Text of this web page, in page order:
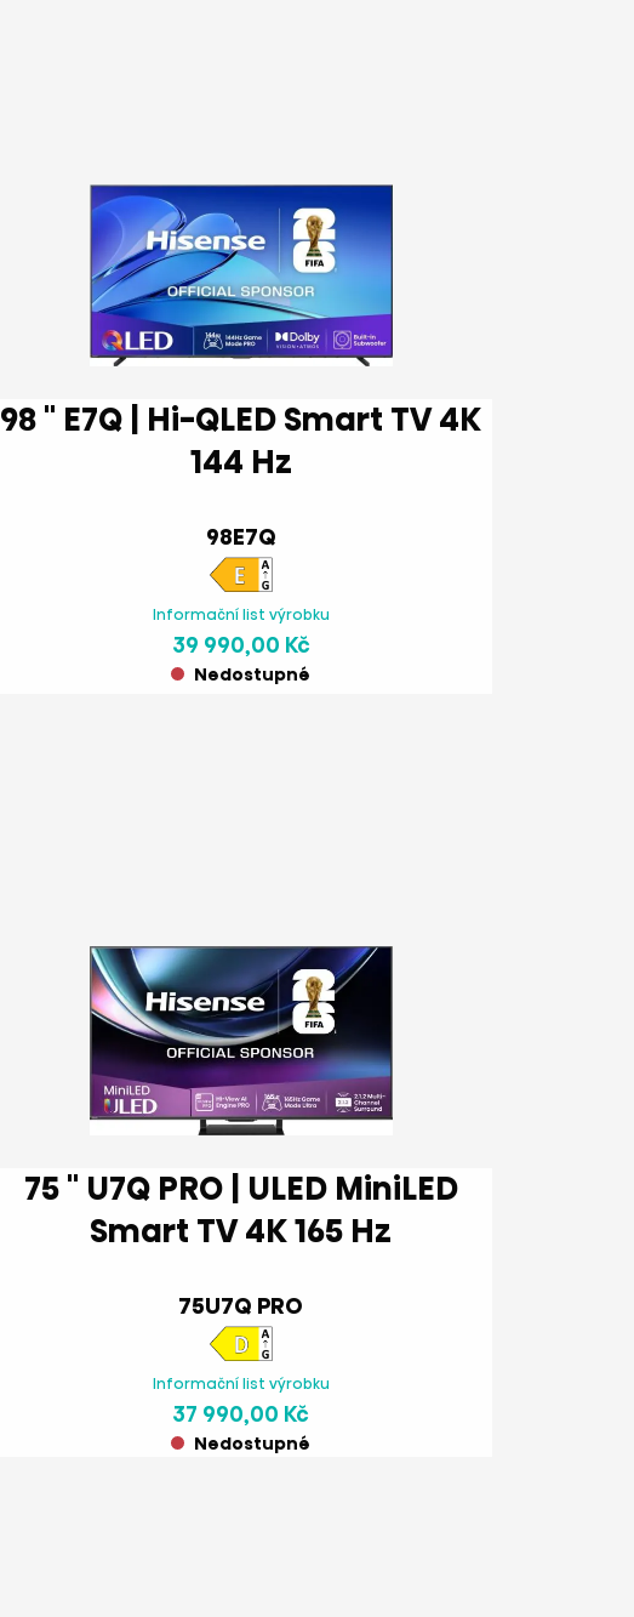
98 '' E7Q | Hi-QLED Smart TV 4K
144 Hz
98E7Q
Informační list výrobku
39 990,00 Kč
Nedostupné
75 '' U7Q PRO | ULED MiniLED
Smart TV 4K 165 Hz
75U7Q PRO
Informační list výrobku
37 990,00 Kč
Nedostupné